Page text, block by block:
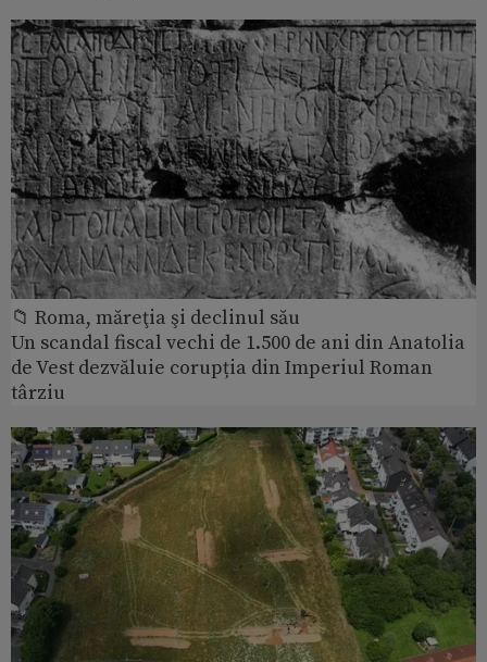
📁 Roma, măreţia şi declinul său
Un scandal fiscal vechi de 1.500 de ani din Anatolia
de Vest dezvăluie corupția din Imperiul Roman
târziu